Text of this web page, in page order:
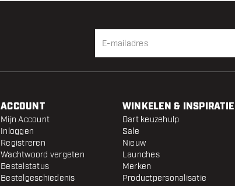
ACCOUNT
Mijn Account
Inloggen
Registreren
Wachtwoord vergeten
Bestelstatus
Bestelgeschiedenis
WINKELEN & INSPIRATIE
Dart keuzehulp
Sale
Nieuw
Launches
Merken
Productpersonalisatie